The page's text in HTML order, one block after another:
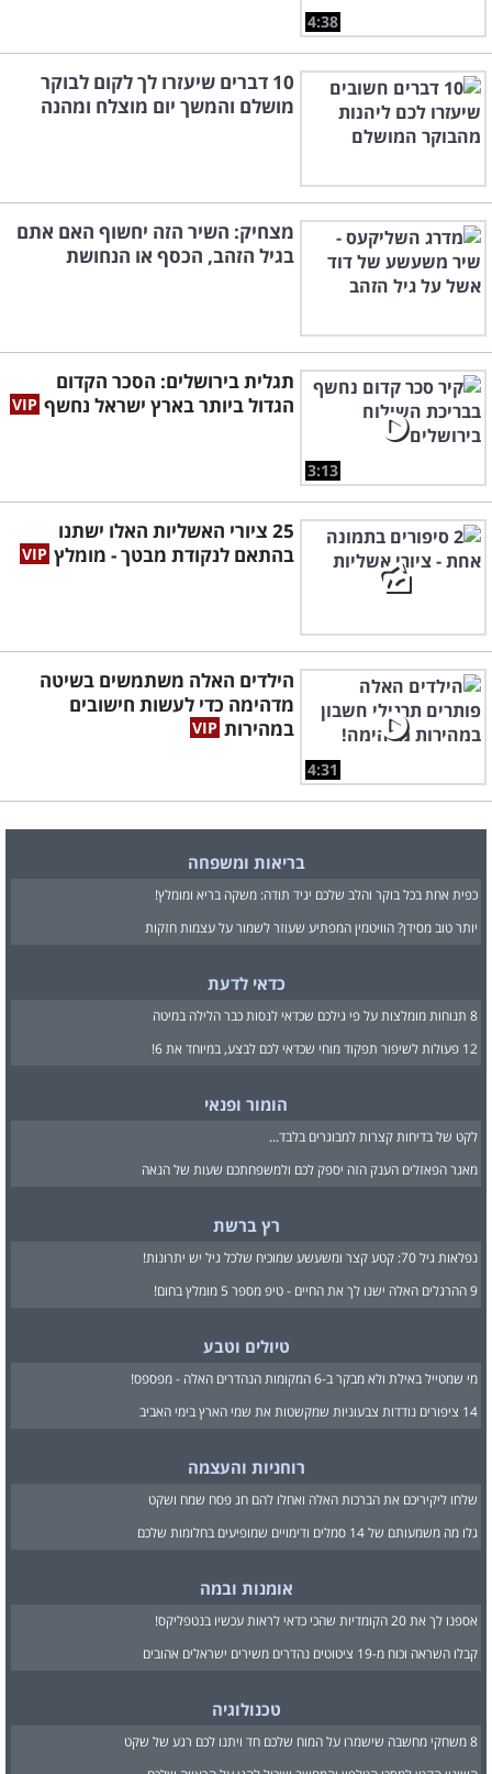
4:38
10 דברים שיעזרו לך לקום לבוקר
מושלם והמשך יום מוצלח ומהנה
מצחיק: השיר הזה יחשוף האם אתם
בגיל הזהב, הכסף או הנחושת
3:13
תגלית בירושלים: הסכר הקדום
הגדול ביותר בארץ ישראל נחשף
25 ציורי האשליות האלו ישתנו
בהתאם לנקודת מבטך - מומלץ
4:31
הילדים האלה משתמשים בשיטה
מדהימה כדי לעשות חישובים
במהירות
בריאות ומשפחה
כפית אחת בכל בוקר והלב שלכם יגיד תודה: משקה בריא ומומלץ!
יותר טוב מסידן? הוויטמין המפתיע שעוזר לשמור על עצמות חזקות
כדאי לדעת
8 תנוחות מומלצות על פי גילכם שכדאי לנסות כבר הלילה במיטה
12 פעולות לשיפור תפקוד מוחי שכדאי לכם לבצע, במיוחד את 6!
הומור ופנאי
לקט של בדיחות קצרות למבוגרים בלבד...
מאגר הפאזלים הענק הזה יספק לכם ולמשפחתכם שעות של הנאה
רץ ברשת
נפלאות גיל 70: קטע קצר ומשעשע שמוכיח שלכל גיל יש יתרונות!
9 ההרגלים האלה ישנו לך את החיים - טיפ מספר 5 מומלץ בחום!
טיולים וטבע
מי שמטייל באילת ולא מבקר ב-6 המקומות הנהדרים האלה - מפספס!
14 ציפורים נודדות צבעוניות שמקשטות את שמי הארץ בימי האביב
רוחניות והעצמה
שלחו ליקיריכם את הברכות האלה ואחלו להם חג פסח שמח ושקט
גלו מה משמעותם של 14 סמלים ודימויים שמופיעים בחלומות שלכם
אומנות ובמה
אספנו לך את 20 הקומדיות שהכי כדאי לראות עכשיו בנטפליקס!
קבלו השראה וכוח מ-19 ציטוטים נהדרים משירים ישראלים אהובים
טכנולוגיה
8 משחקי מחשבה שישמרו על המוח שלכם חד ויתנו לכם רגע של שקט